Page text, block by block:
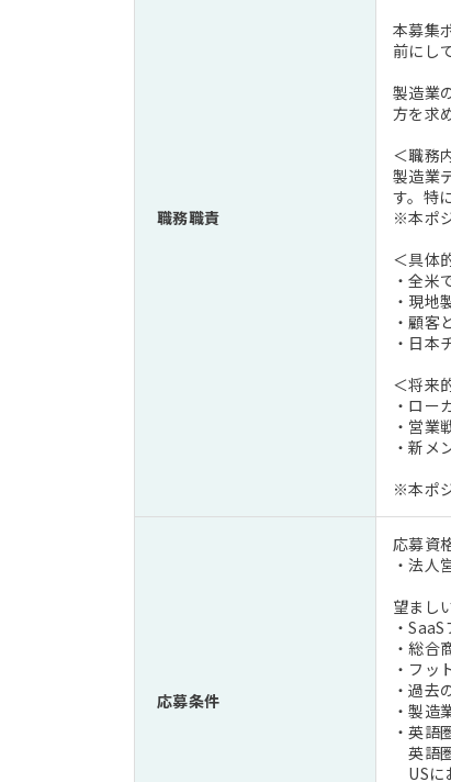
職務職責
本募集
前にし
製造業
方を求
＜職務
製造業
す。特
※本ポ
＜具体
・全米
・現地
・顧客
・日本
＜将来
・ロー
・営業
・新メ
※本ポ
応募条件
応募資
・法人
望まし
・
・総合
・フッ
・過去
・製造
・英
英語
USに